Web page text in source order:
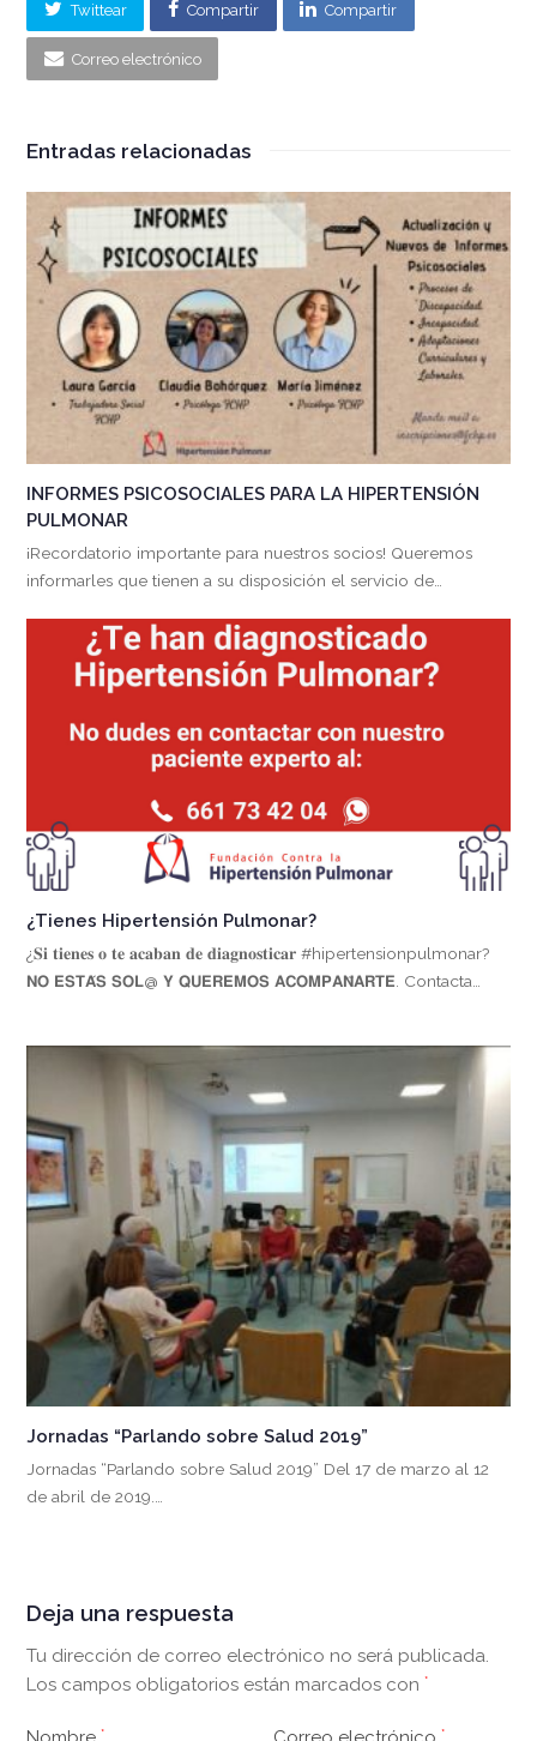
Twittear Compartir Compartir
Correo electrónico
Entradas relacionadas
INFORMES PSICOSOCIALES PARA LA HIPERTENSIÓN
PULMONAR
¡Recordatorio importante para nuestros socios! Queremos
informarles que tienen a su disposición el servicio de…
¿Tienes Hipertensión Pulmonar?
¿𝐒𝐢 𝐭𝐢𝐞𝐧𝐞𝐬 𝐨 𝐭𝐞 𝐚𝐜𝐚𝐛𝐚𝐧 𝐝𝐞 𝐝𝐢𝐚𝐠𝐧𝐨𝐬𝐭𝐢𝐜𝐚𝐫 #hipertensionpulmonar?
𝗡𝗢 𝗘𝗦𝗧𝗔́𝗦 𝗦𝗢𝗟@ 𝗬 𝗤𝗨𝗘𝗥𝗘𝗠𝗢𝗦 𝗔𝗖𝗢𝗠𝗣𝗔𝗡̃𝗔𝗥𝗧𝗘. Contacta…
Jornadas “Parlando sobre Salud 2019”
Jornadas “Parlando sobre Salud 2019” Del 17 de marzo al 12
de abril de 2019.…
Deja una respuesta
Tu dirección de correo electrónico no será publicada.
Los campos obligatorios están marcados con*
* *